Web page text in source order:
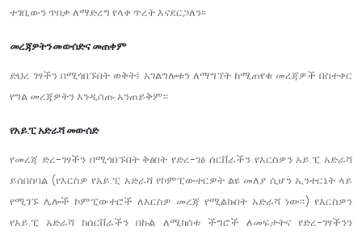
ተገቢውን ጥበቃ ለማድረግ የላቀ ጥረት እናደርጋለን፡፡
መረጃዎትን መውሰድና መጠቀም
ድህረ ገፃችን በሚጎበኙበት ወቅት፤ አገልግሎቱን ለማግኘት ከሚጠየቁ መረጃዎች በስተቀር
የግል መረጃዎትን እንዲሰጡ አንጠይቅም፡፡
የአይ.ፒ አድራሻ መውሰድ
የመረጃ ድረ-ገፃችን በሚጎበኙበት ቅፅበት የድረ-ገፅ ሰርቨራችን የእርስዎን አይ.ፒ አድራሻ
ይሰበስባል (የእርስዎ የአይ.ፒ አድራሻ የኮምፒውተርዎት ልዩ መለያ ሲሆን ኢንተርኔት ላይ
የሚገኙ ሌሎች ኮምፒውተሮች ለእርስዎ መረጃ የሚልኩበት አድራሻ ነው፡፡) የእርስዎን
የአይ.ፒ አድራሻ ከሰርቨራችን በኩል ለሚከሰቱ ችግሮች ለመፍታትና የድረ-ገፃችንን